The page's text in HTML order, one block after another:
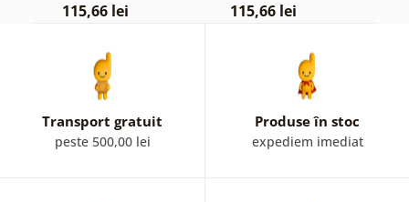
115,66 lei 115,66 lei
Transport gratuit
peste 500,00 lei
Produse în stoc
expediem imediat